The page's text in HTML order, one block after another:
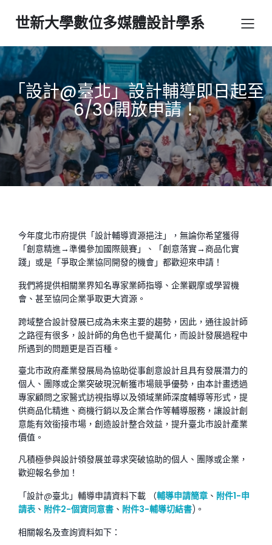
世新大學數位多媒體設計學系
「設計@臺北」設計輔導即日起至
6/30開放申請！
今年度北市府提供「設計輔導資源挹注」，無論你希望獲得
「創意精進→準備參加國際競賽」、「創意落實→商品化實
踐」或是「爭取企業協同開發的機會」都歡迎來申請！
我們將提供相關業界知名專家業師指導、企業觀摩或學習機
會、甚至協同企業爭取更大資源。
跨域整合設計發展已成為未來主要的趨勢，因此，通往設計師
之路徑有很多，設計師的角色也千變萬化，而設計發展過程中
所遇到的問題更是百百種。
臺北市政府產業發展局為協助從事創意設計且具有發展潛力的
個人、團隊或企業突破現況斬獲市場競爭優勢，由本計畫透過
專家顧問之家醫式訪視指導以及領域業師深度輔導等形式，提
供商品化精進、商機行銷以及企業合作等輔導服務，讓設計創
意能有效銜接市場，創造設計整合效益，提升臺北市設計產業
價值。
凡積極參與設計領發展並尋求突破協助的個人、團隊或企業，
歡迎報名參加！
「設計@臺北」輔導申請資料下載 （輔導申請簡章 、 附件1-申
請表 、 附件2-個資同意書 、 附件3-輔導切結書)。
相關報名及查詢資料如下：